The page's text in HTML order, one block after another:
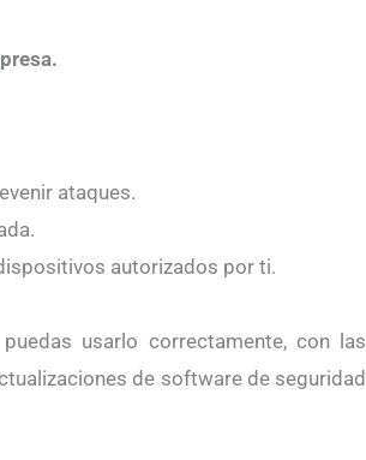
ataques.
autorizados por ti.
usarlo correctamente, con las
de software de seguridad